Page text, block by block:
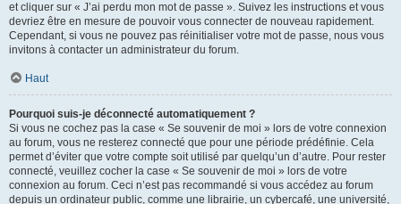
et cliquer sur « J’ai perdu mon mot de passe ». Suivez les instructions et vous
devriez être en mesure de pouvoir vous connecter de nouveau rapidement.
Cependant, si vous ne pouvez pas réinitialiser votre mot de passe, nous vous
invitons à contacter un administrateur du forum.
Haut
Pourquoi suis-je déconnecté automatiquement ?
Si vous ne cochez pas la case « Se souvenir de moi » lors de votre connexion
au forum, vous ne resterez connecté que pour une période prédéfinie. Cela
permet d’éviter que votre compte soit utilisé par quelqu’un d’autre. Pour rester
connecté, veuillez cocher la case « Se souvenir de moi » lors de votre
connexion au forum. Ceci n’est pas recommandé si vous accédez au forum
depuis un ordinateur public, comme une librairie, un cybercafé, une université,